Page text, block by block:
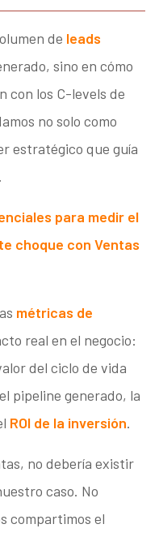
de leads
sino en cómo
con los C-levels de
no solo como
estratégico que guía
para medir el
choque con Ventas
métricas de
real en el negocio:
del ciclo de vida
pipeline generado, la
ROI de la inversión.
no debería existir
caso. No
compartimos el